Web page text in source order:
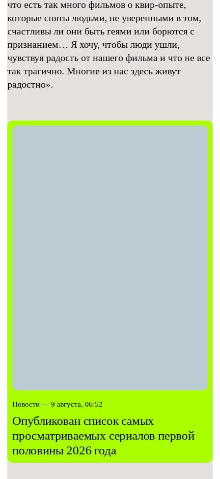
что есть так много фильмов о квир-опыте,
которые сняты людьми, не уверенными в том,
счастливы ли они быть геями или борются с
признанием… Я хочу, чтобы люди ушли,
чувствуя радость от нашего фильма и что не все
так трагично. Многие из нас здесь живут
радостно».
Новости — 9 августа, 06:52
Опубликован список самых
просматриваемых сериалов первой
половины 2026 года